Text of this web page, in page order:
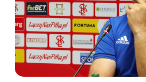
SKLEP KUP